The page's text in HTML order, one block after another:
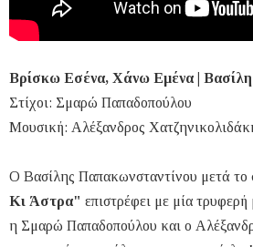
Βρίσκω Εσένα, Χάνω Εμένα |
Στίχοι: Σμαρώ Παπαδοπούλου
Μουσική: Αλέξανδρος
Ο Βασίλης Παπακωνσταντίνου μετά το
Κι Άστρα" επιστρέφει με μία
η Σμαρώ Παπαδοπούλου και ο